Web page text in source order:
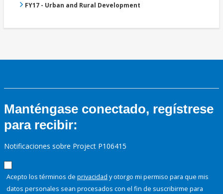
FY17 - Urban and Rural Development
Manténgase conectado, regístrese
para recibir:
Notificaciones sobre Project P106415
Acepto los términos de privacidad y otorgo mi permiso para que mis
datos personales sean procesados con el fin de suscribirme para